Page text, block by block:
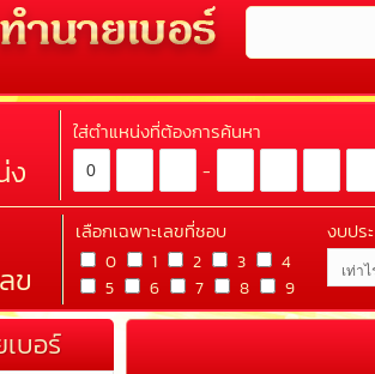
ง
ใส่ตำแหน่งที่ต้องการค้นหา
-
ข
เลือกเฉพาะเลขที่ชอบ
0 1 2 3
4
5
6 7 8 9
งบปร
บอร์